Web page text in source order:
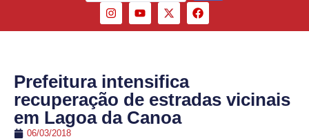
Prefeitura intensifica
recuperação de estradas vicinais
em Lagoa da Canoa
06/03/2018